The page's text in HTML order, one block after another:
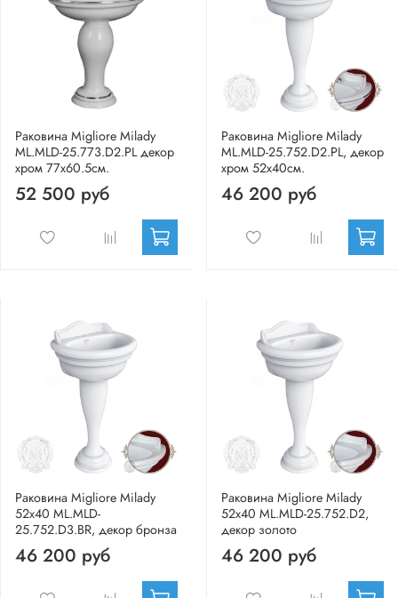
Раковина Migliore Milady
ML.MLD-25.773.D2.PL декор
хром 77x60.5см.
52 500 руб
Раковина Migliore Milady
ML.MLD-25.752.D2.PL, декор
хром 52x40см.
46 200 руб
Раковина Migliore Milady
52x40 ML.MLD-
25.752.D3.BR, декор бронза
46 200 руб
Раковина Migliore Milady
52x40 ML.MLD-25.752.D2,
декор золото
46 200 руб